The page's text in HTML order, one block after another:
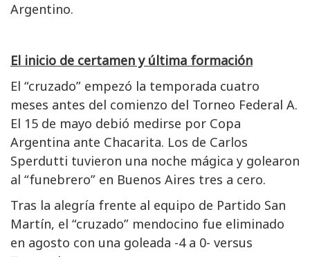
Argentino.
El inicio de certamen y última formación
El “cruzado” empezó la temporada cuatro
meses antes del comienzo del Torneo Federal A.
El 15 de mayo debió medirse por Copa
Argentina ante Chacarita. Los de Carlos
Sperdutti tuvieron una noche mágica y golearon
al “funebrero” en Buenos Aires tres a cero.
Tras la alegría frente al equipo de Partido San
Martín, el “cruzado” mendocino fue eliminado
en agosto con una goleada -4 a 0- versus